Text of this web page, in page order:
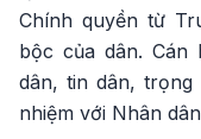
Chính quyền từ
bộc của dân. Cán
dân, tin dân,
nhiệm với Nhân